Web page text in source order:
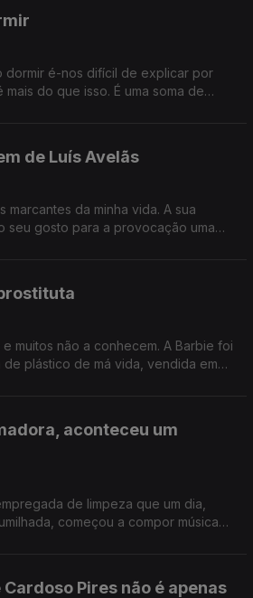
dormir é-nos difícil de explicar por
mais do que isso. É uma soma de
de Luís Avelãs
marcantes da minha vida. A sua
seu gosto para a provocação uma
muitos não a conhecem. A Barbie foi
de plástico de má vida, vendida em
aconteceu um
de limpeza que um dia,
começou a compor música
Pires não é apenas